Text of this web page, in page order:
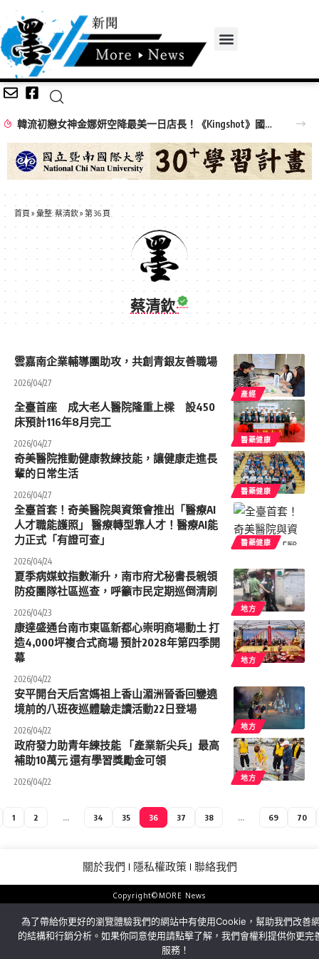
韓流初戀女神金娜妍空降最美一日店長！《Kingshot》國王燒烤節攜手焦糖楓串燒、柒息地居酒屋端出國王級美味狂潮
首頁 » 彙整: 蔡清欽» 第 36 頁
蔡清欽
產經
雲嘉南企業輔導團助攻，共創青銀友善職場
2026/04/27
醫藥健康
全臺首座 成大老人醫院隆重上樑 設450
床預計116年8月完工
2026/04/27
醫藥健康
奇美醫院推動健康教練技能，讓健康走進長
輩的日常生活
2026/04/27
醫藥健康
全臺首套！奇美醫院與資策會推出「醫療AI
人才職能護照」 醫療轉型靠人才！醫療AI能
力正式「有證可查」
2026/04/24
地方
夏季病媒蚊指數漸升，南市府尤秘書長親領
防疫團隊社區巡查，呼籲市民定期巡倒清刷
2026/04/23
地方
康達盛通台南市東區新都心崇明商場動土 打
造4,000坪複合式商場 預計2028年第四季開
幕
2026/04/22
地方
安平開台天后宮媽祖上香山湄洲晉香回鑾遶
境前的八班夜巡體驗走讀活動22日登場
2026/04/22
地方
政府發力助青年練技能 「產業新尖兵」最高
補助10萬元 還有學習獎勵金可領
2026/04/22
1 2 ... 34 35 36 37 38 ... 69 70
關於我們 隱私權政策 聯絡我們
Copyright©MORE News
為了帶給你更好的瀏覽體驗我們的網站中有使用Cookie，幫助我們改善
的結構和行銷分析。如果你同意使用請點擊了解，我們會權利提供你更完
服務！